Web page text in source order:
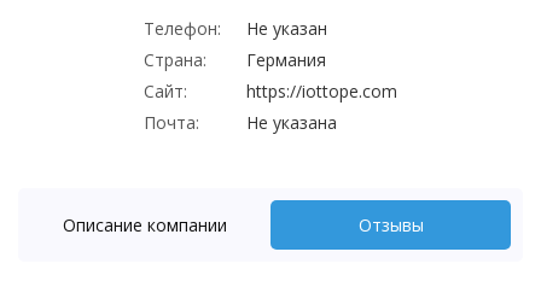
Телефон:
Не указан
Страна:
Германия
Сайт:
https://iottope.com
Почта:
Не указана
Описание компании Отзывы